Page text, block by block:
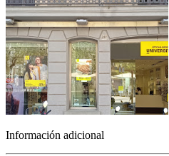
Información adicional